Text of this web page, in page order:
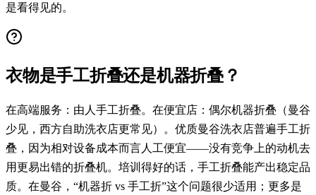
是看得见的。
衣物是手工折叠还是机器折叠？
在高端服务：由人手工折叠。在便宜店：偶尔机器折叠（曼谷
少见，西方自助洗衣店更常见）。优质曼谷洗衣店普遍手工折
叠，因为相对设备成本而言人工便宜——没有竞争上的动机去
用更易出错的折叠机。培训得好的话，手工折叠能产出稳定品
质。在曼谷，“机器折 vs 手工折”这个问题很少适用；更多是